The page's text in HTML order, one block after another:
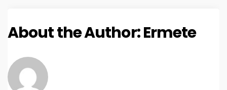
About the Author:Ermete